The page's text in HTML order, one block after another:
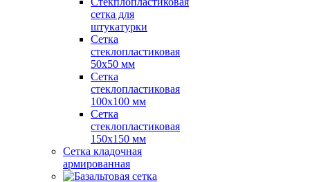
сетка для
штукатурки
Сетка
стеклопластиковая
50x50 мм
Сетка
стеклопластиковая
100x100 мм
Сетка
стеклопластиковая
150x150 мм
Сетка кладочная
армированная